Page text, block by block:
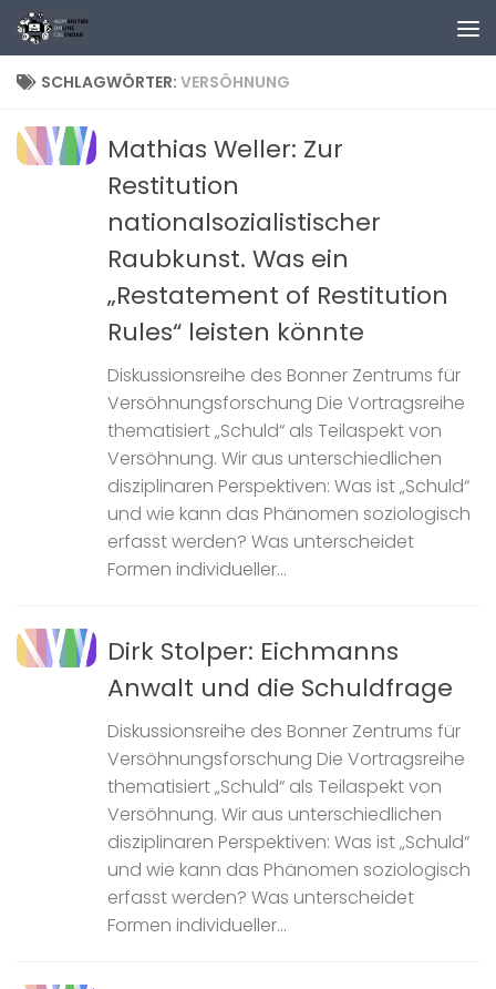
Zum Inhalt springen
SCHLAGWÖRTER: VERSÖHNUNG
Mathias Weller: Zur
Restitution
nationalsozialistischer
Raubkunst. Was ein
„Restatement of Restitution
Rules“ leisten könnte
Diskussionsreihe des Bonner Zentrums für
Versöhnungsforschung Die Vortragsreihe
thematisiert „Schuld“ als Teilaspekt von
Versöhnung. Wir aus unterschiedlichen
disziplinaren Perspektiven: Was ist „Schuld“
und wie kann das Phänomen soziologisch
erfasst werden? Was unterscheidet
Formen individueller...
Dirk Stolper: Eichmanns
Anwalt und die Schuldfrage
Diskussionsreihe des Bonner Zentrums für
Versöhnungsforschung Die Vortragsreihe
thematisiert „Schuld“ als Teilaspekt von
Versöhnung. Wir aus unterschiedlichen
disziplinaren Perspektiven: Was ist „Schuld“
und wie kann das Phänomen soziologisch
erfasst werden? Was unterscheidet
Formen individueller...